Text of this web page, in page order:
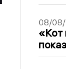
08/
«Кот